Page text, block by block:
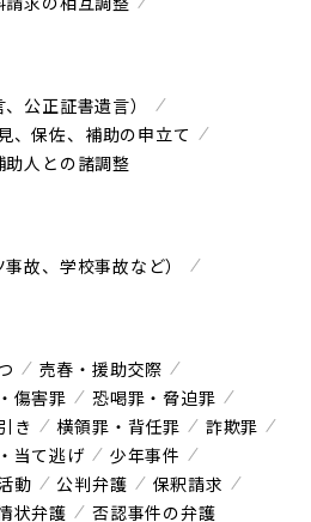
公正証書遺言）
、保佐、補助の申立て
人との諸調整
故、学校事故など）
売春・援助交際
傷害罪
恐喝罪・脅迫罪
き 横領罪・背任罪
詐欺罪
当て逃げ
少年事件
動 公判弁護
保釈請求
状弁護
否認事件の弁護